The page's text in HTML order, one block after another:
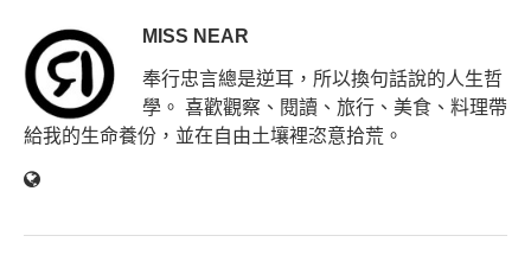
MISS NEAR
奉行忠言總是逆耳，所以換句話說的人生哲
學。 喜歡觀察、閱讀、旅行、美食、料理帶
給我的生命養份，並在自由土壤裡恣意拾荒。